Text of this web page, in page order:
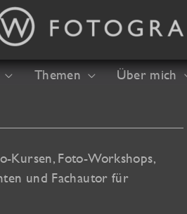
Themen Über mich
Kursen, Foto-Workshops,
und Fachautor für